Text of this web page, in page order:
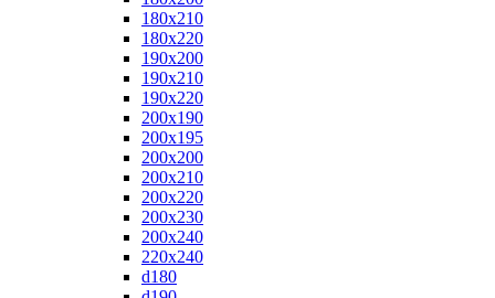
180x210
180x220
190x200
190x210
190x220
200x190
200x195
200x200
200x210
200x220
200x230
200x240
220x240
d180